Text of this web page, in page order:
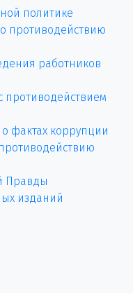
политике
противодействию
работников
противодействием
фактах коррупции
Правды
изданий